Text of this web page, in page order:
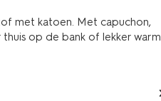
met katoen. Met capuchon,
op de bank of lekker warm